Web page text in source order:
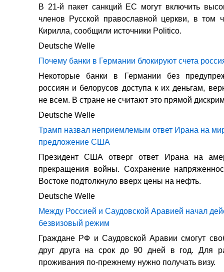
В 21-й пакет санкций ЕС могут включить
членов Русской православной церкви, в том
Кирилла, сообщили источники Politico.
Deutsche Welle
Почему банки в Германии блокируют счета
Некоторые банки в Германии без
россиян и белорусов доступа к их деньгам,
не всем. В стране не считают это прямой
Deutsche Welle
Трамп назвал неприемлемым ответ Ирана на
предложение США
Президент США отверг ответ Ирана на
прекращения войны. Сохранение
Востоке подтолкнуло вверх цены на нефть.
Deutsche Welle
Между Россией и Саудовской Аравией начал
безвизовый режим
Граждане РФ и Саудовской Аравии смогут
друг друга на срок до 90 дней в год. Для
проживания по-прежнему нужно получать визу.